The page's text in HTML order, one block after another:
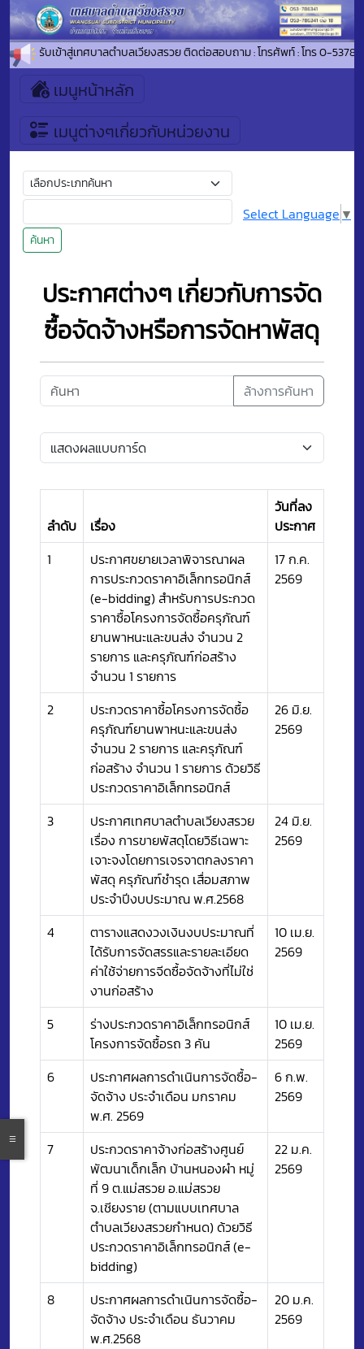
อนรับเข้าสู่เทศบาลตำบลเวียงสรวย ติดต่อสอบถาม : โทรศัพท์ : โทร 0-5378-
เมนูหน้าหลัก
เมนูต่างๆเกี่ยวกับหน่วยงาน
ค้นหา
Select Language ▼
ประกาศต่างๆ เกี่ยวกับการจัด
ซื้อจัดจ้างหรือการจัดหาพัสดุ
ล้างการค้นหา
ลำดับ เรื่อง
วันที่ลง
ประกาศ
1
ประกาศขยายเวลาพิจารณาผล
การประกวดราคาอิเล็กทรอนิกส์
(e-bidding) สำหรับการประกวด
ราคาซื้อโครงการจัดซื้อครุภัณฑ์
ยานพาหนะและขนส่ง จำนวน 2
รายการ และครุภัณฑ์ก่อสร้าง
จำนวน 1 รายการ
17 ก.ค.
2569
2
ประกวดราคาซื้อโครงการจัดซื้อ
ครุภัณฑ์ยานพาหนะและขนส่ง
จำนวน 2 รายการ และครุภัณฑ์
ก่อสร้าง จำนวน 1 รายการ ด้วยวิธี
ประกวดราคาอิเล็กทรอนิกส์
26 มิ.ย.
2569
3
ประกาศเทศบาลตำบลเวียงสรวย
เรื่อง การขายพัสดุโดยวิธีเฉพาะ
เจาะจงโดยการเจรจาตกลงราคา
พัสดุ ครุภัณฑ์ชำรุด เสื่อมสภาพ
ประจำปีงบประมาณ พ.ศ.2568
24 มิ.ย.
2569
4
ตารางแสดงวงเงินงบประมาณที่
ได้รับการจัดสรรและรายละเอียด
ค่าใช้จ่ายการจีดซื้อจัดจ้างที่ไม่ใช่
งานก่อสร้าง
10 เม.ย.
2569
5
ร่างประกวดราคาอิเล็กทรอนิกส์
โครงการจัดซื้อรถ 3 คัน
10 เม.ย.
2569
6
ประกาศผลการดำเนินการจัดซื้อ-
จัดจ้าง ประจำเดือน มกราคม
พ.ศ. 2569
6 ก.พ.
2569
7
ประกวดราคาจ้างก่อสร้างศูนย์
พัฒนาเด็กเล็ก บ้านหนองผำ หมู่
ที่ 9 ต.แม่สรวย อ.แม่สรวย
จ.เชียงราย (ตามแบบเทศบาล
ตำบลเวียงสรวยกำหนด) ด้วยวิธี
ประกวดราคาอิเล็กทรอนิกส์ (e-
bidding)
22 ม.ค.
2569
8
ประกาศผลการดำเนินการจัดซื้อ-
จัดจ้าง ประจำเดือน ธันวาคม
พ.ศ.2568
20 ม.ค.
2569